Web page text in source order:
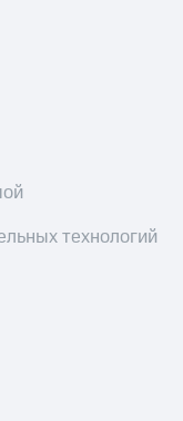
технологий